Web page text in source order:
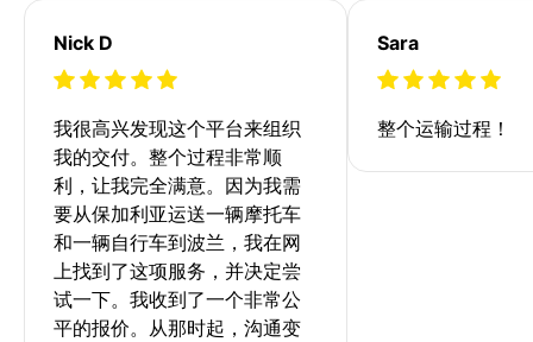
Nick D
我很高兴发现这个平台来组织
我的交付。整个过程非常顺
利，让我完全满意。因为我需
要从保加利亚运送一辆摩托车
和一辆自行车到波兰，我在网
上找到了这项服务，并决定尝
试一下。我收到了一个非常公
平的报价。从那时起，沟通变
Sara
整个运输过程！